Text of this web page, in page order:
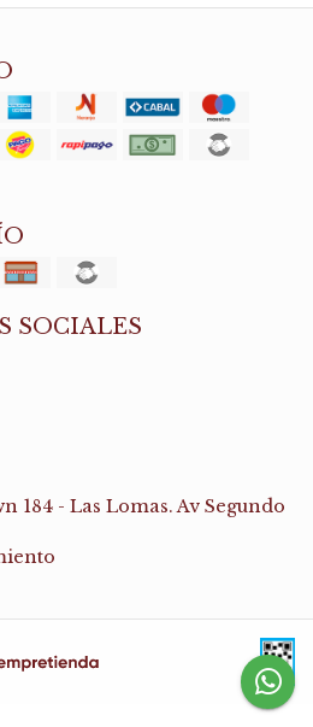
SOCIALES
184 - Las Lomas. Av Segundo